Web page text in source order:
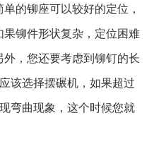
的铆座可以较好的定位，
铆件形状复杂，定位困难
，您还要考虑到铆钉的长
该选择摆碾机，如果超过
弯曲现象，这个时候您就